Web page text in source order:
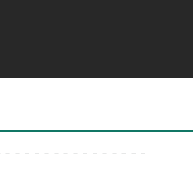
－－－－－－－－－－－－－－